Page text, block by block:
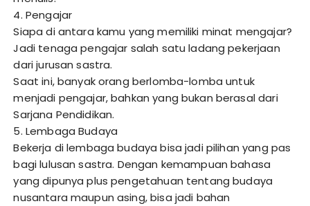
4. Pengajar
Siapa di antara kamu yang memiliki minat mengajar?
Jadi tenaga pengajar salah satu ladang pekerjaan
dari jurusan sastra.
Saat ini, banyak orang berlomba-lomba untuk
menjadi pengajar, bahkan yang bukan berasal dari
Sarjana Pendidikan.
5. Lembaga Budaya
Bekerja di lembaga budaya bisa jadi pilihan yang pas
bagi lulusan sastra. Dengan kemampuan bahasa
yang dipunya plus pengetahuan tentang budaya
nusantara maupun asing, bisa jadi bahan